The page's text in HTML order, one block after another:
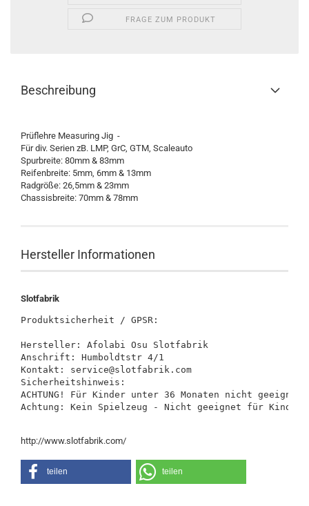
FRAGE ZUM PRODUKT
Beschreibung
Prüflehre Measuring Jig -
Für div. Serien zB. LMP, GrC, GTM, Scaleauto
Spurbreite: 80mm & 83mm
Reifenbreite: 5mm, 6mm & 13mm
Radgröße: 26,5mm & 23mm
Chassisbreite: 70mm & 78mm
Hersteller Informationen
Slotfabrik
Produktsicherheit / GPSR:
Hersteller: Afolabi Osu Slotfabrik
Anschrift: Humboldtstr 4/1
Kontakt: service@slotfabrik.com
Sicherheitshinweis:
ACHTUNG! Für Kinder unter 36 Monaten nicht
Achtung: Kein Spielzeug - Nicht geeignet für Kinder
http://www.slotfabrik.com/
teilen teilen